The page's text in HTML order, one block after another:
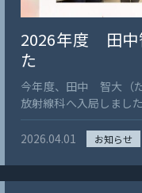
中国など、世界各国か
た。 参加者数も日本の
の大きさにも圧倒され
試験の結果や、日本で
れていないBiology分
くありました。」 以
です。 「九州国際重粒
マット）の戸山です
ESTRO2026に参加し
ただきます。 パンデミ
かも英語での発表とい
2026年度 田中
た
今年度、田中 智大（
放射線科へ入局しまし
医学部を卒業され、今
て、日々の診療と研修
どうぞよろしくお願い
2026.04.01 お知らせ